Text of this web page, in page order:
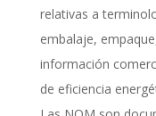
relativas a
embalaje,
información
de eficiencia